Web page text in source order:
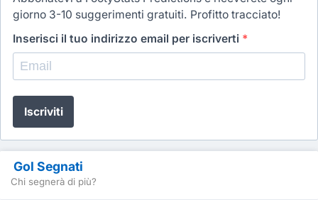
giorno 3-10 suggerimenti gratuiti. Profitto tracciato!
Inserisci il tuo indirizzo email per iscriverti *
Iscriviti
Gol Segnati
Chi segnerà di più?